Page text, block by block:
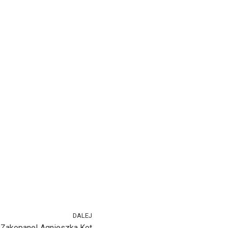
DALEJ